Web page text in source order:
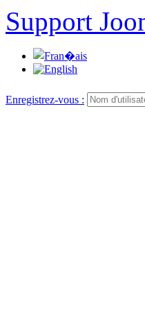
Support
Enregistrez-vous :